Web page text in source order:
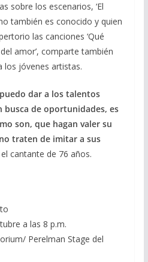
sobre los escenarios, ‘El
también es conocido y quien
las canciones ‘Qué
del amor’, comparte también
los jóvenes artistas.
dar a los talentos
busca de oportunidades, es
son, que hagan valer su
traten de imitar a sus
cantante de 76 años.
a las 8 p.m.
Perelman Stage del